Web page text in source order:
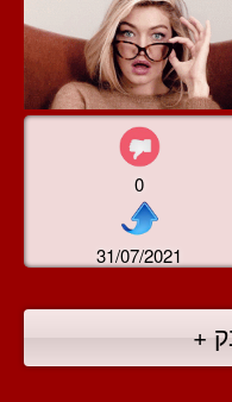
0
31/07/2021
+